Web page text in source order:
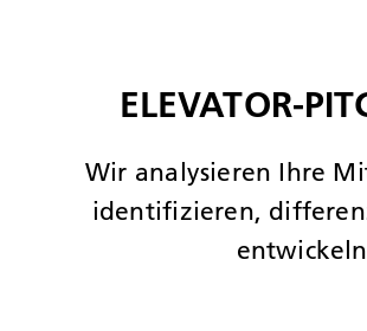
ELEVATOR-
Wir analysieren Ihre
identifizieren,